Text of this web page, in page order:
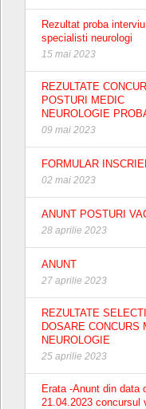
Rezultat proba
specialisti neurologi
15 mai 2023
REZULTATE
POSTURI MEDIC
NEUROLOGIE
09 mai 2023
FORMULAR
02 mai 2023
ANUNT POSTURI
28 aprilie 2023
ANUNT
27 aprilie 2023
REZULTATE
DOSARE CONCURS
NEUROLOGIE
25 aprilie 2023
Erata -Anunt din data
21.04.2023 concursul